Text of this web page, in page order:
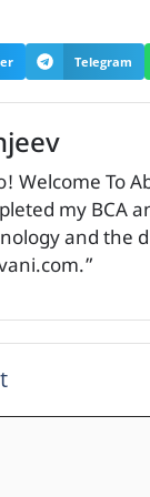
Telegram
Welcome To
my BCA
and the